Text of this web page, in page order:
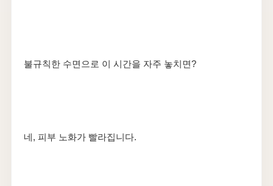
불규칙한 수면으로 이 시간을 자주 놓치면?
네, 피부 노화가 빨라집니다.